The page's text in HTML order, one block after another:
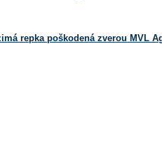
repka poškodená zverou MVL